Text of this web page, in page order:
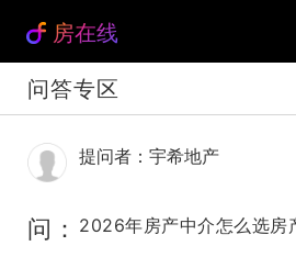
房在线
问答专区
提问者：宇希地产
问： 2026年房产中介怎么选房